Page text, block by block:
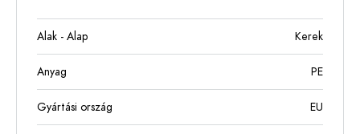
Alak - Alap Kerek
Anyag PE
Gyártási ország EU